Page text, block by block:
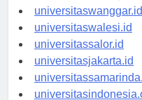
universitassorong.id
universitaswanggar.id
universitaswalesi.id
universitassalor.id
universitasjakarta.id